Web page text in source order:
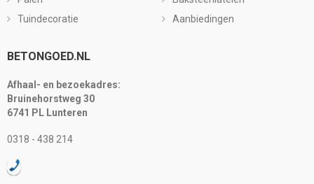
Tuindecoratie
Aanbiedingen
BETONGOED.NL
Afhaal- en bezoekadres:
Bruinehorstweg 30
6741 PL Lunteren
0318 - 438 214